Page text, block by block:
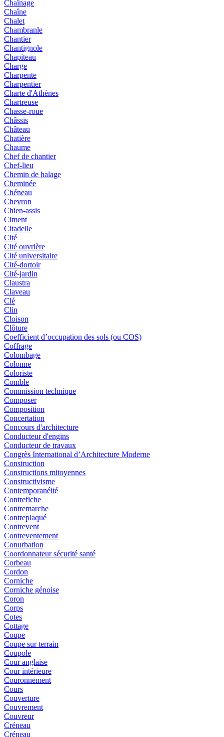
Chaînage
Chaîne
Chalet
Chambranle
Chantier
Chantignole
Chapiteau
Charge
Charpente
Charpentier
Charte d'Athènes
Chartreuse
Chasse-roue
Châssis
Château
Chatière
Chaume
Chef de chantier
Chef-lieu
Chemin de halage
Cheminée
Chéneau
Chevron
Chien-assis
Ciment
Citadelle
Cité
Cité ouvrière
Cité universitaire
Cité-dortoir
Cité-jardin
Claustra
Claveau
Clé
Clin
Cloison
Clôture
Coefficient d’occupation des sols (ou COS)
Coffrage
Colombage
Colonne
Coloriste
Comble
Commission technique
Composer
Composition
Concertation
Concours d'architecture
Conducteur d'engins
Conducteur de travaux
Congrès International d’Architecture Moderne
Construction
Constructions mitoyennes
Constructivisme
Contemporanéité
Contrefiche
Contremarche
Contreplaqué
Contrevent
Contreventement
Conurbation
Coordonnateur sécurité santé
Corbeau
Cordon
Corniche
Corniche génoise
Coron
Corps
Cotes
Cottage
Coupe
Coupe sur terrain
Coupole
Cour anglaise
Cour intérieure
Couronnement
Cours
Couverture
Couvrement
Couvreur
Créneau
Créneau